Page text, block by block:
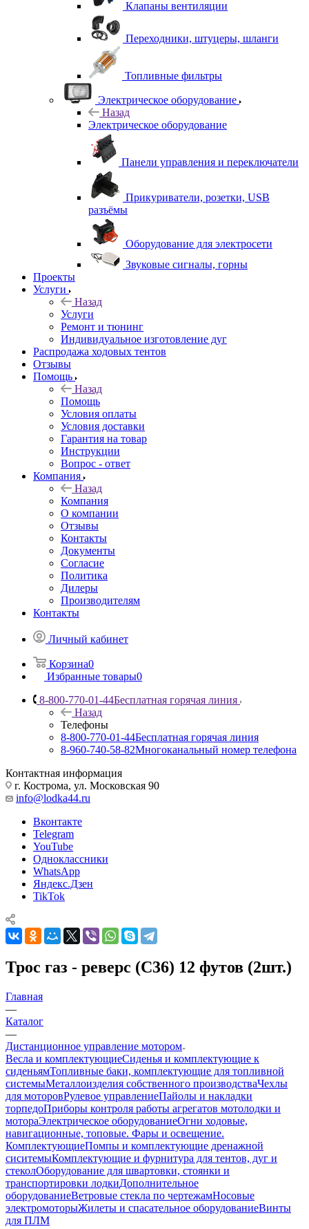
Клапаны вентиляции
Переходники, штуцеры, шланги
Топливные фильтры
Электрическое оборудование
Назад
Электрическое оборудование
Панели управления и переключатели
Прикуриватели, розетки, USB
разъёмы
Оборудование для электросети
Звуковые сигналы, горны
Проекты
Услуги
Назад
Услуги
Ремонт и тюнинг
Индивидуальное изготовление дуг
Распродажа ходовых тентов
Отзывы
Помощь
Назад
Помощь
Условия оплаты
Условия доставки
Гарантия на товар
Инструкции
Вопрос - ответ
Компания
Назад
Компания
О компании
Отзывы
Контакты
Документы
Согласие
Политика
Дилеры
Производителям
Контакты
Личный кабинет
Корзина0
Избранные товары0
8-800-770-01-44Бесплатная горячая линия
Назад
Телефоны
8-800-770-01-44Бесплатная горячая линия
8-960-740-58-82Многоканальный номер телефона
Контактная информация
г. Кострома, ул. Московская 90
info@lodka44.ru
Вконтакте
Telegram
YouTube
Одноклассники
WhatsApp
Яндекс.Дзен
TikTok
Трос газ - реверс (С36) 12 футов (2шт.)
Главная
—
Каталог
—
Дистанционное управление мотором
Весла и комплектующиеСиденья и комплектующие к
сиденьямТопливные баки, комплектующие для топливной
системыМеталлоизделия собственного производстваЧехлы
для моторовРулевое управлениеПайолы и накладки
торпедоПриборы контроля работы агрегатов мотолодки и
мотораЭлектрическое оборудованиеОгни ходовые,
навигационные, топовые. Фары и освещение.
КомплектующиеПомпы и комплектующие дренажной
сиситемыКомплектующие и фурнитура для тентов, дуг и
стеколОборудование для швартовки, стоянки и
транспортировки лодкиДополнительное
оборудованиеВетровые стекла по чертежамНосовые
электромоторыЖилеты и спасательное оборудованиеВинты
для ПЛМ